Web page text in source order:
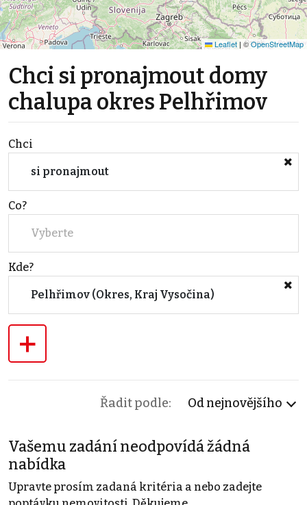
Leaflet | ©OpenStreetMap
Chci si pronajmout domy
chalupa okres Pelhřimov
Chci
si pronajmout
Co?
Vyberte
Kde?
Pelhřimov (Okres, Kraj Vysočina)
+
Řadit podle: Od nejnovějšího
Vašemu zadání neodpovídá žádná
nabídka
Upravte prosím zadaná kritéria a nebo zadejte